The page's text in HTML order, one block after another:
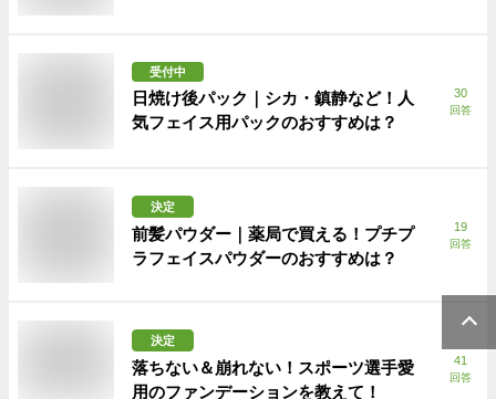
受付中
日焼け後パック｜シカ・鎮静など！人
気フェイス用パックのおすすめは？
30
回答
決定
前髪パウダー｜薬局で買える！プチプ
ラフェイスパウダーのおすすめは？
19
回答
決定
落ちない＆崩れない！スポーツ選手愛
用のファンデーションを教えて！
41
回答